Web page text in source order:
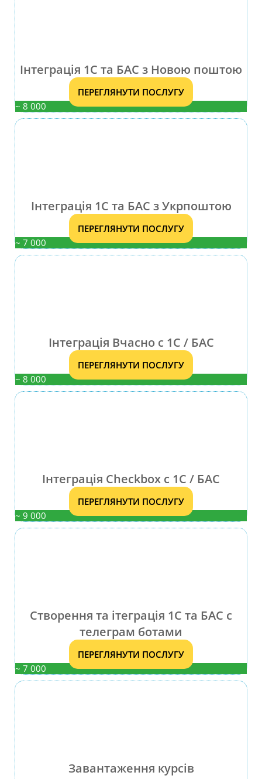
Інтеграція 1С та БАС з Новою поштою
ПЕРЕГЛЯНУТИ ПОСЛУГУ
~ 8 000
Інтеграція 1С та БАС з Укрпоштою
ПЕРЕГЛЯНУТИ ПОСЛУГУ
~ 7 000
Інтеграція Вчасно с 1С / БАС
ПЕРЕГЛЯНУТИ ПОСЛУГУ
~ 8 000
Інтеграція Checkbox с 1С / БАС
ПЕРЕГЛЯНУТИ ПОСЛУГУ
~ 9 000
Створення та ітеграція 1С та БАС с
телеграм ботами
ПЕРЕГЛЯНУТИ ПОСЛУГУ
~ 7 000
Завантаження курсів